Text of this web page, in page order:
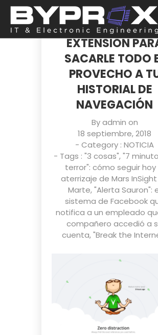
HISTORY SEARCH,
UNA GENIAL
EXTENSIÓN
SACARLE TODO
PROVECHO A
HISTORIAL DE
NAVEGACIÓN
Byadmin on
18 septiembre, 2018
- Category : NOTICIA
- Tags : "3 cosas","7
terror": cómo seguir hoy
aterrizaje de Mars
Marte,"Alerta Sauron":
sistema de Facebook
notifica a un empleado
compañero accedió a
cuenta,"Break the